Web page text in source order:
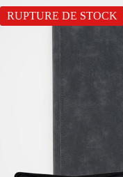
RUPTURE DE STOCK